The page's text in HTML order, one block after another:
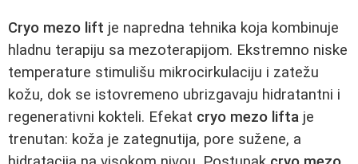
Cryo mezo lift je napredna tehnika koja kombinuje
hladnu terapiju sa mezoterapijom. Ekstremno niske
temperature stimulišu mikrocirkulaciju i zatežu
kožu, dok se istovremeno ubrizgavaju hidratantni i
regenerativni kokteli. Efekat cryo mezo lifta je
trenutan: koža je zategnutija, pore sužene, a